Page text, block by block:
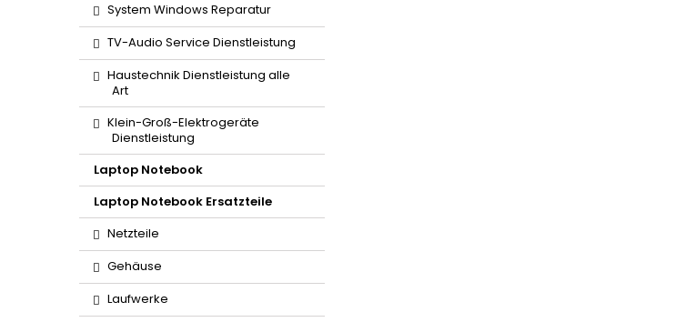
System Windows Reparatur
TV-Audio Service Dienstleistung
Haustechnik Dienstleistung alle
Art
Klein-Groß-Elektrogeräte
Dienstleistung
Laptop Notebook
Laptop Notebook Ersatzteile
Netzteile
Gehäuse
Laufwerke